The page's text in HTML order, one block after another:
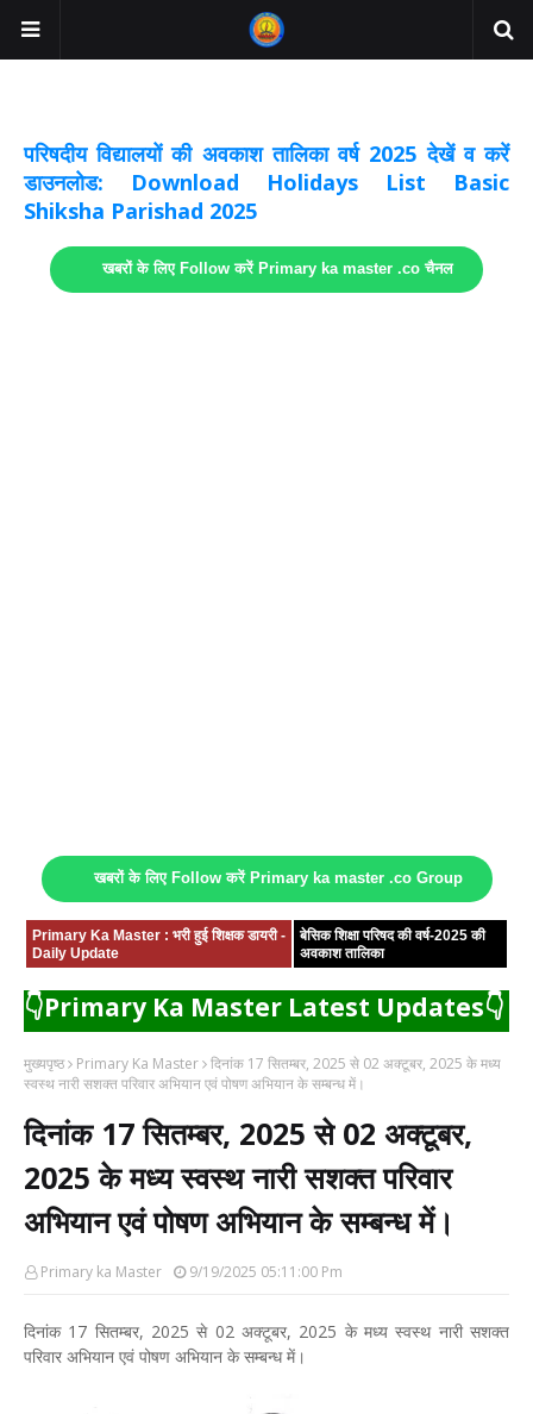
परिषदीय विद्यालयों की अवकाश तालिका वर्ष 2025 देखें व करें
डाउनलोड: Download Holidays List Basic
Shiksha Parishad 2025
खबरों के लिए Follow करें Primary ka master .co चैनल
खबरों के लिए Follow करें Primary ka master .co Group
Primary Ka Master : भरी हुई शिक्षक डायरी -
Daily Update
बेसिक शिक्षा परिषद की वर्ष-2025 की
अवकाश तालिका
👇Primary Ka Master Latest Updates👇
मुख्यपृष्ठ Primary Ka Master दिनांक 17 सितम्बर, 2025 से 02 अक्टूबर, 2025 के मध्य
स्वस्थ नारी सशक्त परिवार अभियान एवं पोषण अभियान के सम्बन्ध में।
दिनांक 17 सितम्बर, 2025 से 02 अक्टूबर,
2025 के मध्य स्वस्थ नारी सशक्त परिवार
अभियान एवं पोषण अभियान के सम्बन्ध में।
Primary ka Master 9/19/2025 05:11:00 Pm
दिनांक 17 सितम्बर, 2025 से 02 अक्टूबर, 2025 के मध्य स्वस्थ नारी सशक्त
परिवार अभियान एवं पोषण अभियान के सम्बन्ध में।